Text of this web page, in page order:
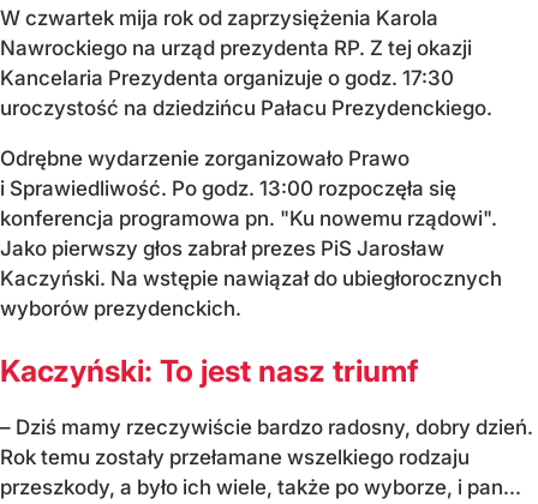
W czwartek mija rok od zaprzysiężenia Karola
Nawrockiego na urząd prezydenta RP. Z tej okazji
Kancelaria Prezydenta organizuje o godz. 17:30
uroczystość na dziedzińcu Pałacu Prezydenckiego.
Odrębne wydarzenie zorganizowało Prawo
i Sprawiedliwość. Po godz. 13:00 rozpoczęła się
konferencja programowa pn. "Ku nowemu rządowi".
Jako pierwszy głos zabrał prezes PiS Jarosław
Kaczyński. Na wstępie nawiązał do ubiegłorocznych
wyborów prezydenckich.
Kaczyński: To jest nasz triumf
– Dziś mamy rzeczywiście bardzo radosny, dobry dzień.
Rok temu zostały przełamane wszelkiego rodzaju
przeszkody, a było ich wiele, także po wyborze, i pan...